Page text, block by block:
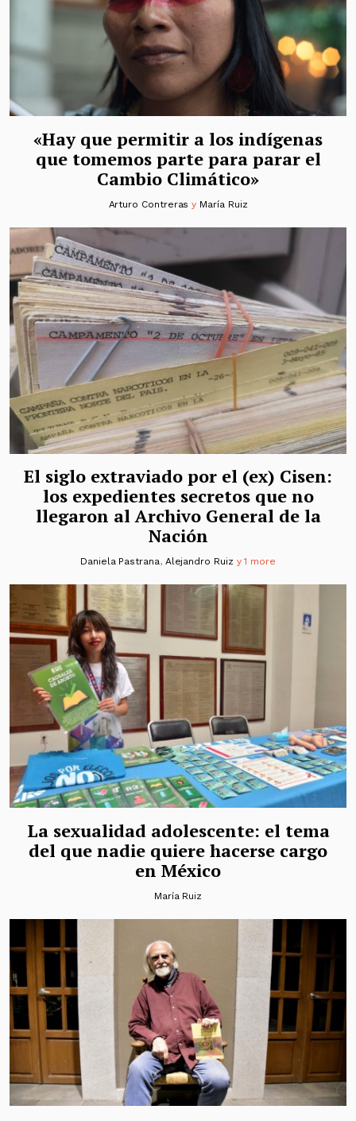
«Hay que permitir a los indígenas
que tomemos parte para parar el
Cambio Climático»
Arturo Contreras y María Ruiz
El siglo extraviado por el (ex) Cisen:
los expedientes secretos que no
llegaron al Archivo General de la
Nación
Daniela Pastrana, Alejandro Ruiz y 1 more
La sexualidad adolescente: el tema
del que nadie quiere hacerse cargo
en México
María Ruiz